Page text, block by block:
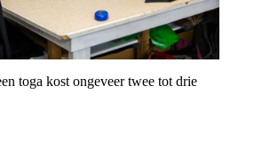
toga kost ongeveer twee tot drie